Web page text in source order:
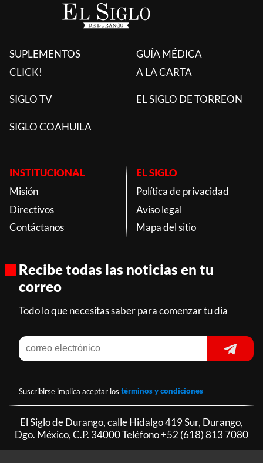
SUPLEMENTOS
CLICK!
GUÍA MÉDICA
A LA CARTA
SIGLO TV EL SIGLO DE TORREON
SIGLO COAHUILA
INSTITUCIONAL
Misión
Directivos
Contáctanos
EL SIGLO
Política de privacidad
Aviso legal
Mapa del sitio
Recibe todas las noticias en tu
correo
Todo lo que necesitas saber para comenzar tu día
Suscribirse implica aceptar los términos y condiciones
El Siglo de Durango, calle Hidalgo 419 Sur, Durango,
Dgo. México, C.P. 34000 Teléfono+52 (618) 813 7080